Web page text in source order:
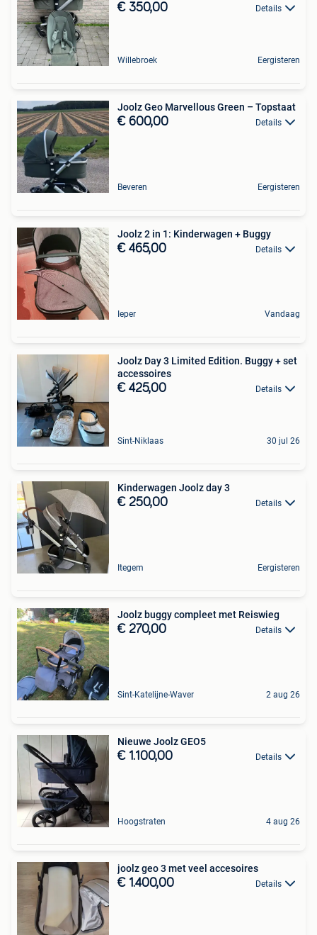
€ 350,00 Details
Willebroek Eergisteren
Joolz Geo Marvellous Green – Topstaat
€ 600,00 Details
Beveren Eergisteren
Joolz 2 in 1: Kinderwagen + Buggy
€ 465,00 Details
Ieper Vandaag
Joolz Day 3 Limited Edition. Buggy + set
accessoires
€ 425,00 Details
Sint-Niklaas 30 jul 26
Kinderwagen Joolz day 3
€ 250,00 Details
Itegem Eergisteren
Joolz buggy compleet met Reiswieg
€ 270,00 Details
Sint-Katelijne-Waver 2 aug 26
Nieuwe Joolz GEO5
€ 1.100,00 Details
Hoogstraten 4 aug 26
joolz geo 3 met veel accesoires
€ 1.400,00 Details